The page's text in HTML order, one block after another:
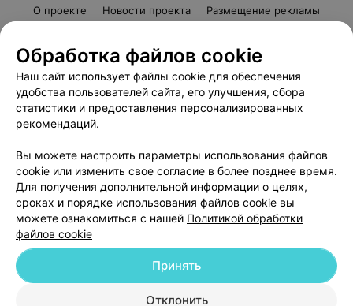
О проекте Новости проекта
Размещение рекламы
Пользовательское соглашение
Способы оплаты
Вакансии
Партнеры
Написать руководителю 103.by
Обработка персональных данных
© 2026 ООО «Артокс Лаб», УНП 191700409
| 220012, Республика Беларусь,
Обработка файлов cookie
Наш сайт использует файлы cookie для обеспечения
удобства пользователей сайта, его улучшения, сбора
статистики и предоставления персонализированных
рекомендаций.
Вы можете настроить параметры использования файлов
cookie или изменить свое согласие в более позднее время.
Для получения дополнительной информации о целях,
сроках и порядке использования файлов cookie вы
можете ознакомиться с нашей Политикой обработки
файлов cookie
Отклонить
Принять